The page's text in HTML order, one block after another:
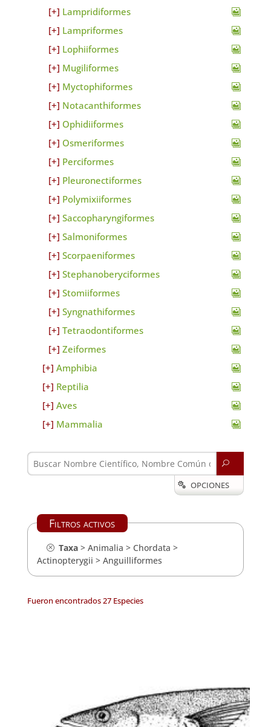
Lampridiformes
Lampriformes
Lophiiformes
Mugiliformes
Myctophiformes
Notacanthiformes
Ophidiiformes
Osmeriformes
Perciformes
Pleuronectiformes
Polymixiiformes
Saccopharyngiformes
Salmoniformes
Scorpaeniformes
Stephanoberyciformes
Stomiiformes
Syngnathiformes
Tetraodontiformes
Zeiformes
Amphibia
Reptilia
Aves
Mammalia
U
 OPCIONES
Filtros activos
Taxa> Animalia > Chordata >
Actinopterygii > Anguilliformes
Fueron encontrados 27 Especies